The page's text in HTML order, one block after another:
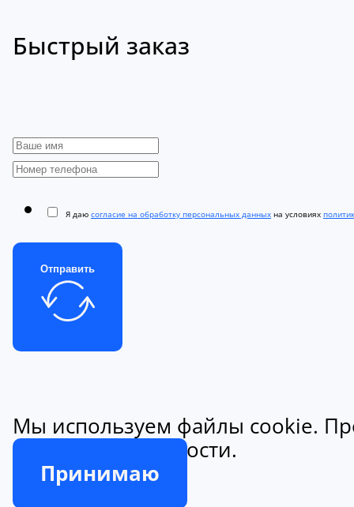
Быстрый заказ
Я даю согласие на обработку персональных данных на условиях
Отправить
Мы используем файлы cookie.
конфиденциальности.
Принимаю